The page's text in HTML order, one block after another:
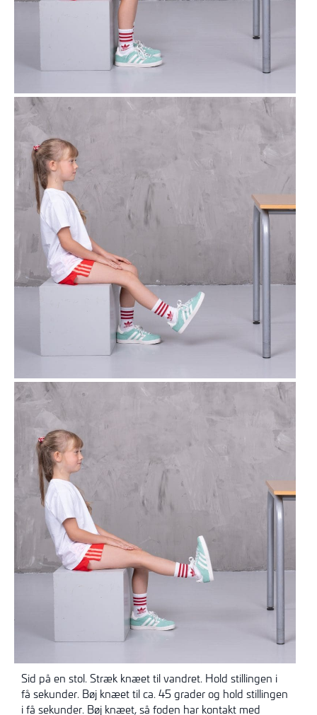
Sid på en stol. Stræk knæet til vandret. Hold stillingen i
få sekunder. Bøj knæet til ca. 45 grader og hold stillingen
i få sekunder. Bøj knæet, så foden har kontakt med